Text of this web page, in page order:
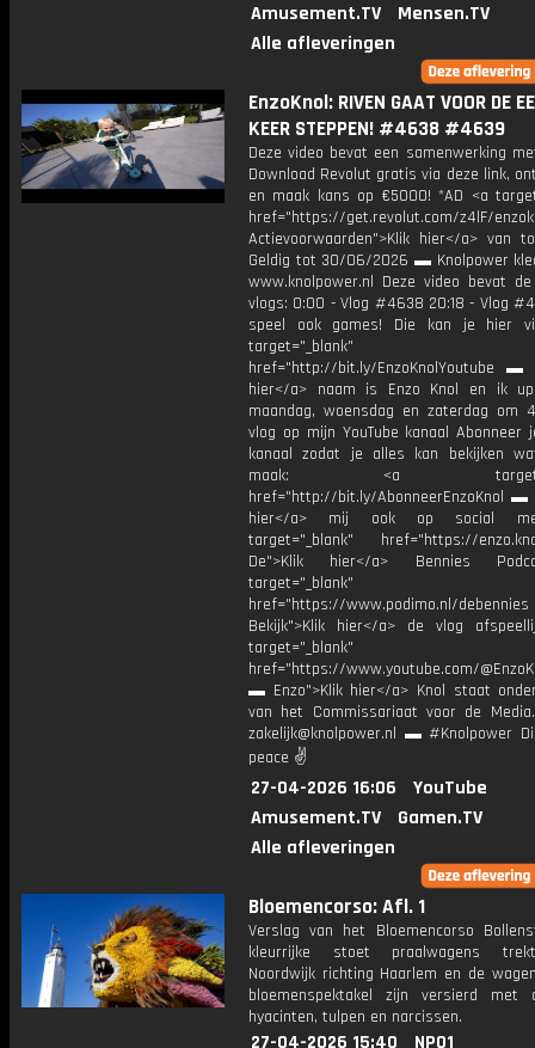
Amusement.TV
Mensen.TV
Alle afleveringen
EnzoKnol: RIVEN GAAT VOOR DE
KEER STEPPEN! #4638 #4639
Deze video bevat een samenwerking
Download Revolut gratis via deze link,
en maak kans op €5000! *AD <a
href="https://get.revolut.com/z4lF/
Actievoorwaarden">Klik hier</a> van
Geldig tot 30/06/2026 ▬ Knolpower
www.knolpower.nl Deze video bevat
vlogs: 0:00 - Vlog #4638 20:18 - Vlog
speel ook games! Die kan je hier
target="_blank"
href="http://bit.ly/EnzoKnolYoutube ▬
hier</a> naam is Enzo Knol en ik
maandag, woensdag en zaterdag om
vlog op mijn YouTube kanaal Abonneer
kanaal zodat je alles kan bekijken
maak: <a
href="http://bit.ly/AbonneerEnzoKnol ▬
hier</a> mij ook op social
target="_blank" href="https://
De">Klik hier</a> Bennies
target="_blank"
href="https://www.podimo.nl/debennies
Bekijk">Klik hier</a> de vlog
target="_blank"
href="https://www.youtube.com/
▬ Enzo">Klik hier</a> Knol staat
van het Commissariaat voor de
zakelijk@knolpower.nl ▬ #Knolpower
peace ✌
27-04-2026 16:06
YouTube
Amusement.TV
Gamen.TV
Alle afleveringen
Bloemencorso: Afl. 1
Verslag van het Bloemencorso
kleurrijke stoet praalwagens
Noordwijk richting Haarlem en de
bloemenspektakel zijn versierd met
hyacinten, tulpen en narcissen.
27-04-2026 15:40 NPO1